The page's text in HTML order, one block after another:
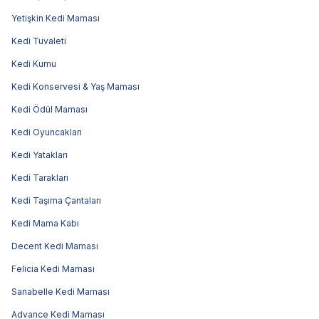
Yetişkin Kedi Maması
Kedi Tuvaleti
Kedi Kumu
Kedi Konservesi & Yaş Maması
Kedi Ödül Maması
Kedi Oyuncakları
Kedi Yatakları
Kedi Tarakları
Kedi Taşıma Çantaları
Kedi Mama Kabı
Decent Kedi Maması
Felicia Kedi Maması
Sanabelle Kedi Maması
Advance Kedi Maması